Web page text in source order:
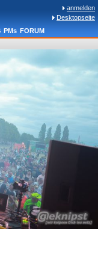
anmelden
Desktopseite
PMs FORUM